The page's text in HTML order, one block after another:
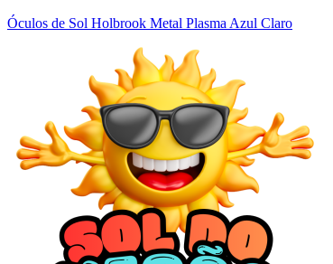
Óculos de Sol Holbrook Metal Plasma Azul Claro